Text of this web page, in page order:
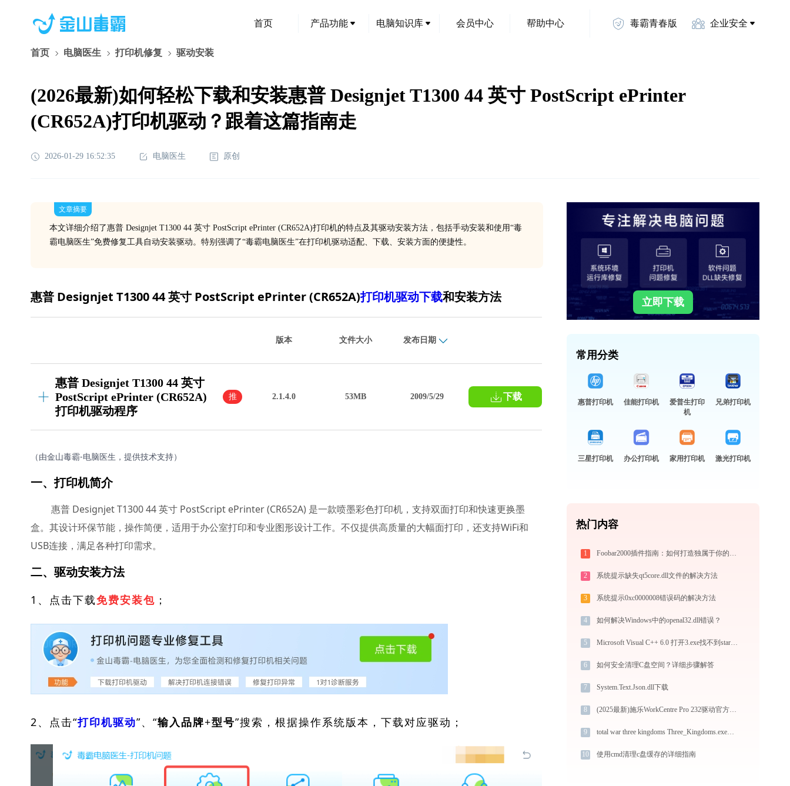
首页 产品功能 电脑知识库 会员中心 帮助中心 毒霸青春版 企业安全
首页 电脑医生 打印机修复 驱动安装
(2026最新)如何轻松下载和安装惠普 Designjet T1300 44 英寸 PostScript ePrinter
(CR652A)打印机驱动？跟着这篇指南走
2026-01-29 16:52:35 电脑医生 原创
文章摘要
本文详细介绍了惠普 Designjet T1300 44 英寸 PostScript ePrinter (CR652A)打印机的特点及其驱动安装方法，包括手动安装和使用“毒
霸电脑医生”免费修复工具自动安装驱动。特别强调了“毒霸电脑医生”在打印机驱动适配、下载、安装方面的便捷性。
惠普 Designjet T1300 44 英寸 PostScript ePrinter (CR652A)打印机驱动下载和安装方法
版本 文件大小 发布日期
惠普 Designjet T1300 44 英寸
PostScript ePrinter (CR652A)
打印机驱动程序
推
2.1.4.0 53MB 2009/5/29 下载
（由金山毒霸-电脑医生，提供技术支持）
一、打印机简介
惠普 Designjet T1300 44 英寸 PostScript ePrinter (CR652A) 是一款喷墨彩色打印机，支持双面打印和快速更换墨
盒。其设计环保节能，操作简便，适用于办公室打印和专业图形设计工作。不仅提供高质量的大幅面打印，还支持WiFi和
USB连接，满足各种打印需求。
二、驱动安装方法
1、点击下载免费安装包 ；
2、点击“打印机驱动”、“输入品牌+型号”搜索，根据操作系统版本，下载对应驱动；
立即下载
常用分类
惠普打印机 佳能打印机
爱普生打印
机
兄弟打印机
三星打印机 办公打印机 家用打印机 激光打印机
热门内容
1 Foobar2000插件指南：如何打造独属于你的音乐播放器
2 系统提示缺失qt5core.dll文件的解决方法
3 系统提示0xc0000008错误码的解决方法
4 如何解决Windows中的openal32.dll错误？
5 Microsoft Visual C++ 6.0 打开3.exe找不到starburn.dll怎么办
6 如何安全清理C盘空间？详细步骤解答
7 System.Text.Json.dll下载
8 (2025最新)施乐WorkCentre Pro 232驱动官方安全下载，兼容Win10/Win11
9 total war three kingdoms Three_Kingdoms.exe提示缺少steam_api64.dll文件的解决办法
10 使用cmd清理c盘缓存的详细指南